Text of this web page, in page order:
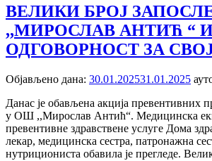
ВЕЛИКИ БРОЈ
,,МИРОСЛАВ АНТИЋ “
ОДГОВОРНОСТ ЗА
Објављено дана: 30.01.202531.01.2025
Данас је обављена акција превентивних
у ОШ ,,Мирослав Антић“. Медицинска
превентивне здравствене услуге Дома
лекар, медицинска сестра, патронажна
нутрициониста обавила је прегледе.